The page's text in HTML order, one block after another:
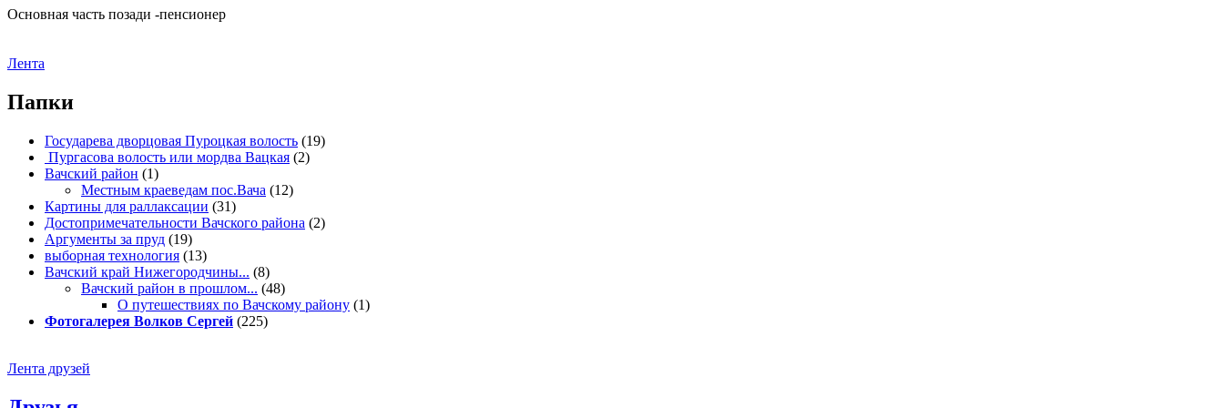
Основная часть позади -пенсионер
Лента
Папки
Государева дворцовая Пуроцкая волость (19)
Пургасова волость или мордва Вацкая (2)
Вачский район (1)
Местным краеведам пос.Вача (12)
Картины для раллаксации (31)
Достопримечательности Вачского района (2)
Аргументы за пруд (19)
выборная технология (13)
Вачский край Нижегородчины... (8)
Вачский район в прошлом... (48)
О путешествиях по Вачскому району (1)
Фотогалерея Волков Сергей (225)
Лента друзей